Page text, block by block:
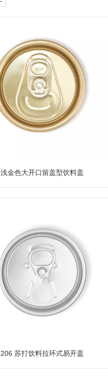
浅金色大开口留盖型饮料盖
206 苏打饮料拉环式易开盖